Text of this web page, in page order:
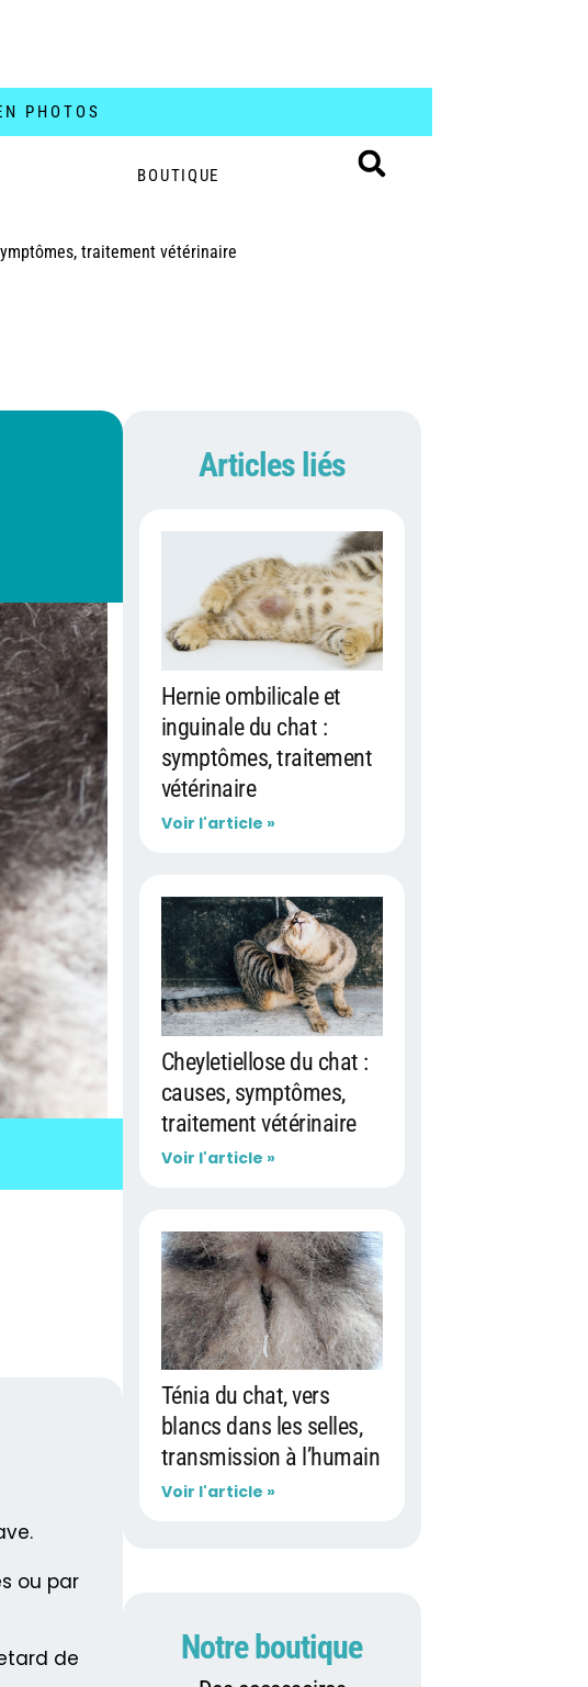
PHOTOS
BOUTIQUE
traitement vétérinaire
ou par
de
Articles liés
Hernie ombilicale et
inguinale du chat :
symptômes, traitement
vétérinaire
Voir l'article »
Cheyletiellose du chat :
causes, symptômes,
traitement vétérinaire
Voir l'article »
Ténia du chat, vers
blancs dans les selles,
transmission à l’humain
Voir l'article »
Notre boutique